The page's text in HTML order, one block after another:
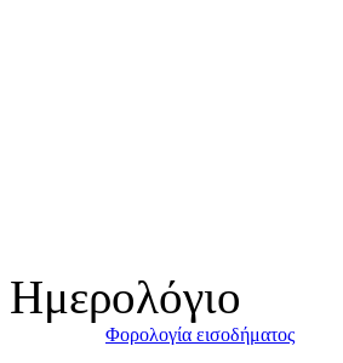
Ημερολόγιο
Φορολογία εισοδήματος